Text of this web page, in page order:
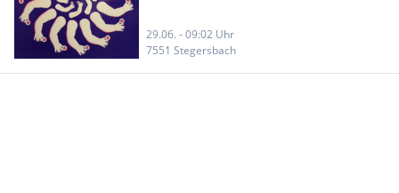
29.06. - 09:02 Uhr
7551 Stegersbach